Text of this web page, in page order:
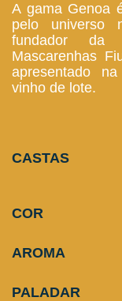
A gama Genoa
pelo universo
fundador da
Mascarenhas
apresentado
vinho de lote.
CASTAS
COR
AROMA
PALADAR